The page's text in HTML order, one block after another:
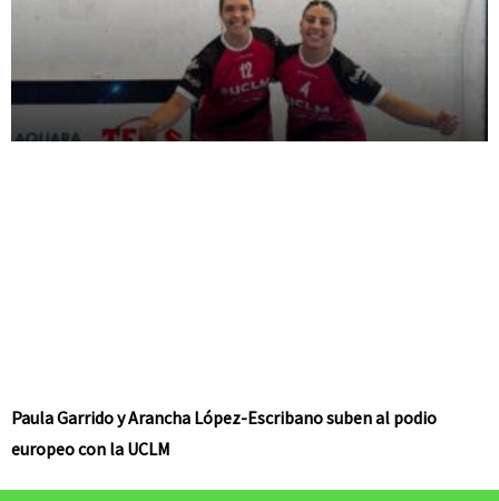
Paula Garrido y Arancha López-Escribano suben al podio
europeo con la UCLM